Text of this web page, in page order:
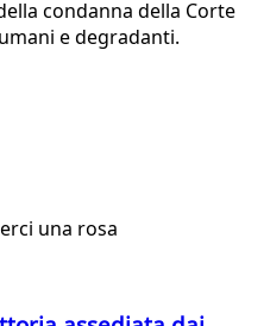
condanna della Corte
e degradanti.
una rosa